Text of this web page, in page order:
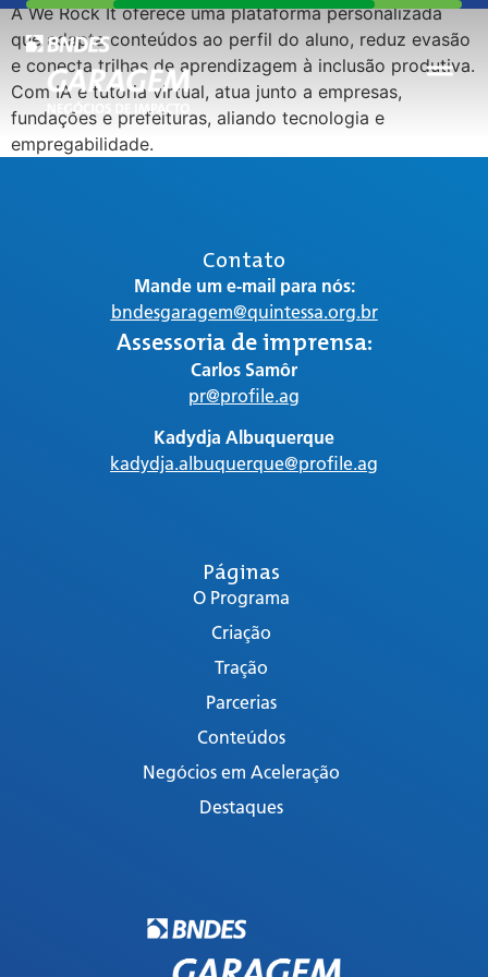
A We Rock It oferece uma plataforma personalizada
que adapta conteúdos ao perfil do aluno, reduz evasão
e conecta trilhas de aprendizagem à inclusão produtiva.
Com IA e tutoria virtual, atua junto a empresas,
fundações e prefeituras, aliando tecnologia e
empregabilidade.
Páginas
O Programa
Criação
Tração
Parcerias
Conteúdos
Negócios em Aceleração
Destaques
Contato
Mande um e-mail para nós:
bndesgaragem@quintessa.org.br
Assessoria de imprensa:
Carlos Samôr
pr@profile.ag
Kadydja Albuquerque
kadydja.albuquerque@profile.ag